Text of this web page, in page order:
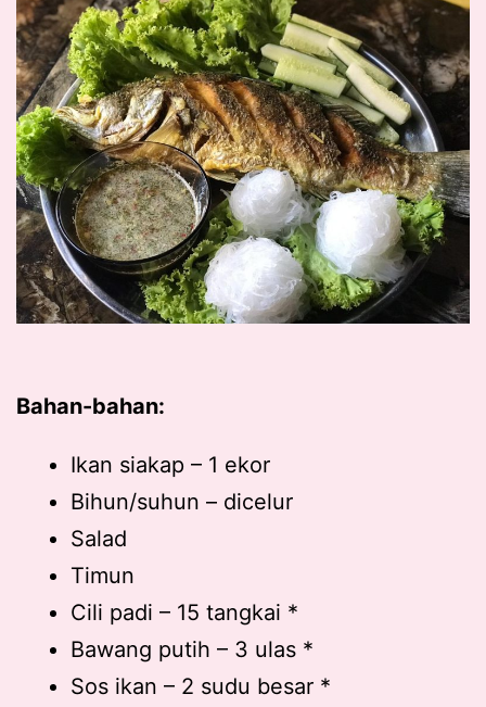
Bahan-bahan:
Ikan siakap – 1 ekor
Bihun/suhun – dicelur
Salad
Timun
Cili padi – 15 tangkai *
Bawang putih – 3 ulas *
Sos ikan – 2 sudu besar *